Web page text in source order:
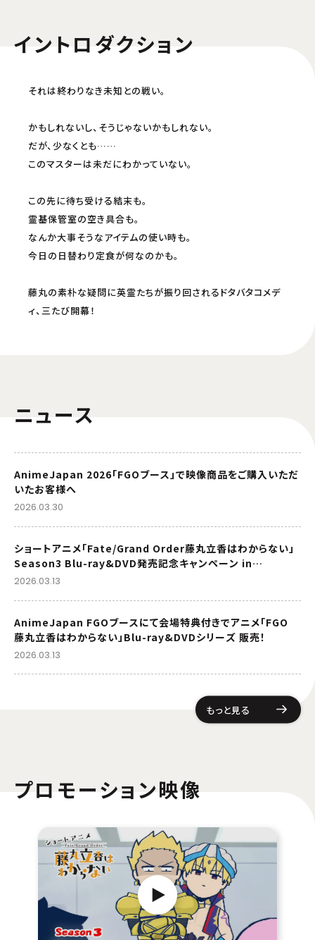
イントロダクション
それは終わりなき未知との戦い。
かもしれないし、そうじゃないかもしれない。
だが、少なくとも……
このマスターは未だにわかっていない。
この先に待ち受ける結末も。
霊基保管室の空き具合も。
なんか大事そうなアイテムの使い時も。
今日の日替わり定食が何なのかも。
藤丸の素朴な疑問に英霊たちが振り回されるドタバタコメデ
ィ、三たび開幕！
ニュース
AnimeJapan 2026「FGOブース」で映像商品をご購入いただ
いたお客様へ
2026.03.30
ショートアニメ「Fate/Grand Order藤丸立香はわからない」
Season3 Blu-ray&DVD発売記念キャンペーン in
animate 開催決定！
2026.03.13
AnimeJapan FGOブースにて会場特典付きでアニメ「FGO
藤丸立香はわからない」Blu-ray&DVDシリーズ 販売！
2026.03.13
もっと見る
プロモーション映像